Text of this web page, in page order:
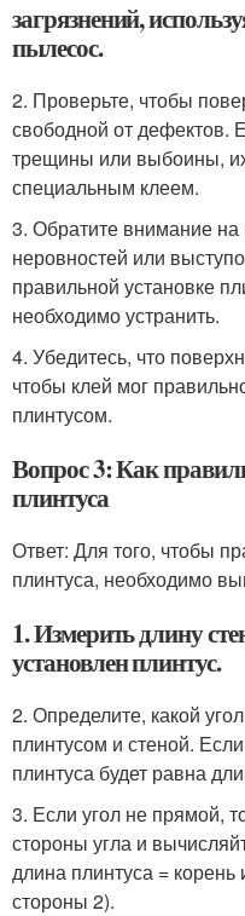
загрязнений,
пылесос.
2. Проверьте, чтобы
свободной от дефектов.
трещины или выбоины,
специальным клеем.
3. Обратите внимание
неровностей или
правильной установке
необходимо устранить.
4. Убедитесь, что
чтобы клей мог
плинтусом.
Вопрос 3: Как
плинтуса
Ответ: Для того, чтобы
плинтуса, необходимо
1. Измерить длину
установлен плинтус.
2. Определите, какой
плинтусом и стеной.
плинтуса будет равна
3. Если угол не прямой,
стороны угла и
длина плинтуса =
стороны 2).